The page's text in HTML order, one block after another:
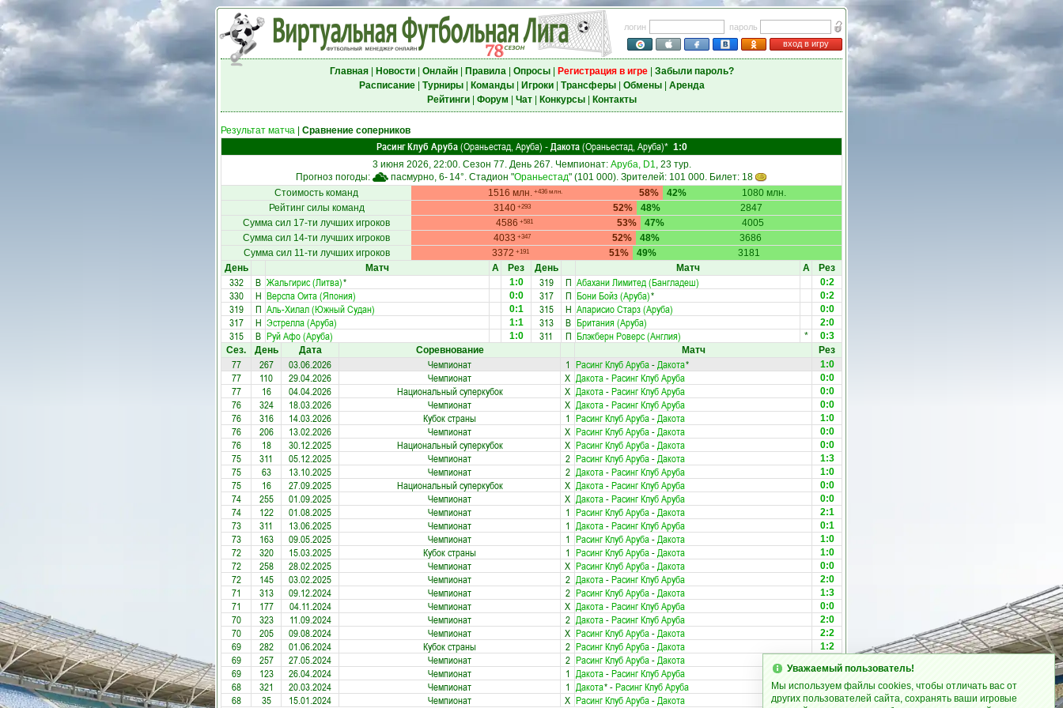
логин
пароль
вход в игру
Главная| Новости| Онлайн| Правила| Опросы| Регистрация в игре| Забыли пароль?
Расписание| Турниры| Команды| Игроки| Трансферы| Обмены| Аренда
Рейтинги| Форум Чат| Конкурсы| Контакты
Результат матча Сравнение соперников
Расинг Клуб Аруба(Ораньестад, Аруба) - Дакота(Ораньестад, Аруба)* 1:0
3 июня 2026, 22:00. Сезон 77. День 267. Чемпионат: Аруба, D1, 23 тур.
Прогноз погоды:
пасмурно, 6- 14°. Стадион "Ораньестад" (101 000). Зрителей: 101 000. Билет: 18
Стоимость команд
1516 млн. +436 млн. 58% 1080 млн.
42%
Рейтинг силы команд
3140 +293 52% 2847
48%
Сумма сил 17-ти лучших игроков
4586 +581 53% 4005
47%
Сумма сил 14-ти лучших игроков
4033 +347 52% 3686
48%
Сумма сил 11-ти лучших игроков
3372 +191 51% 3181
49%
День
Матч А Рез
332 В Жальгирис (Литва)* 1:0
330 Н Верспа Оита (Япония) 0:0
319 П Аль-Хилал (Южный Судан) 0:1
317 Н Эстрелла (Аруба) 1:1
315 В Руй Афо (Аруба) 1:0
День Матч А Рез
319 П Абахани Лимитед (Бангладеш) 0:2
317 П Бони Бойз (Аруба)* 0:2
315 Н Апарисио Старз (Аруба) 0:0
313 В Британия (Аруба) 2:0
311 П Блэкберн Роверс (Англия) *
0:3
Сез.
День Дата Соревнование Матч Рез
77 267 03.06.2026 Чемпионат 1 Расинг Клуб Аруба-Дакота* 1:0
77 110 29.04.2026 Чемпионат X Дакота-Расинг Клуб Аруба 0:0
77 16 04.04.2026 Национальный суперкубок X Дакота-Расинг Клуб Аруба 0:0
76 324 18.03.2026 Чемпионат X Дакота-Расинг Клуб Аруба 0:0
76 316 14.03.2026 Кубок страны 1 Расинг Клуб Аруба-Дакота 1:0
76 206 13.02.2026 Чемпионат X Расинг Клуб Аруба-Дакота 0:0
76 18 30.12.2025 Национальный суперкубок X Расинг Клуб Аруба-Дакота 0:0
75 311 05.12.2025 Чемпионат 2 Расинг Клуб Аруба-Дакота 1:3
75 63 13.10.2025 Чемпионат 2 Дакота-Расинг Клуб Аруба 1:0
75 16 27.09.2025 Национальный суперкубок X Дакота-Расинг Клуб Аруба 0:0
74 255 01.09.2025 Чемпионат X Дакота-Расинг Клуб Аруба 0:0
74 122 01.08.2025 Чемпионат 1 Расинг Клуб Аруба-Дакота 2:1
73 311 13.06.2025 Чемпионат 1 Дакота-Расинг Клуб Аруба 0:1
73 163 09.05.2025 Чемпионат 1 Расинг Клуб Аруба-Дакота 1:0
72 320 15.03.2025 Кубок страны 1 Расинг Клуб Аруба-Дакота 1:0
72 258 28.02.2025 Чемпионат X Расинг Клуб Аруба-Дакота 0:0
72 145 03.02.2025 Чемпионат 2 Дакота-Расинг Клуб Аруба 2:0
71 313 09.12.2024 Чемпионат 2 Расинг Клуб Аруба-Дакота 1:3
71 177 04.11.2024 Чемпионат X Дакота-Расинг Клуб Аруба 0:0
70 323 11.09.2024 Чемпионат 2 Дакота-Расинг Клуб Аруба 2:0
70 205 09.08.2024 Чемпионат X Расинг Клуб Аруба-Дакота 2:2
69 282 01.06.2024 Кубок страны 2 Расинг Клуб Аруба-Дакота 1:2
69 257 27.05.2024 Чемпионат 2 Расинг Клуб Аруба-Дакота
69 123 26.04.2024 Чемпионат 1 Дакота-Расинг Клуб Аруба 1:2
68 321 20.03.2024 Чемпионат 1 Дакота*-Расинг Клуб Аруба 1:2
68 35 15.01.2024 Чемпионат X Расинг Клуб Аруба-Дакота 0:0
Уважаемый пользователь!
Мы используем файлы cookies, чтобы отличать вас от
других пользователей сайта, сохранять ваши игровые